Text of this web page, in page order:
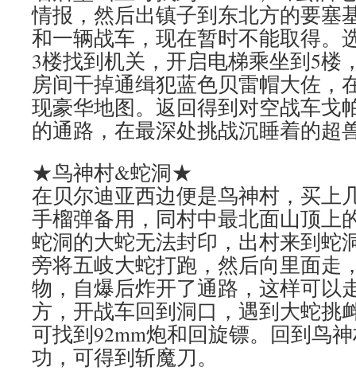
情报，然后出镇子到东北方的要塞
和一辆战车，现在暂时不能取得。
3楼找到机关，开启电梯乘坐到5楼
房间干掉通缉犯蓝色贝雷帽大佐，
现豪华地图。返回得到对空战车戈
的通路，在最深处挑战沉睡着的超
★鸟神村&蛇洞★
在贝尔迪亚西边便是鸟神村，买上
手榴弹备用，同村中最北面山顶上
蛇洞的大蛇无法封印，出村来到蛇
旁将五岐大蛇打跑，然后向里面走
物，自爆后炸开了通路，这样可以
方，开战车回到洞口，遇到大蛇挑
可找到92mm炮和回旋镖。回到鸟
功，可得到斩魔刀。